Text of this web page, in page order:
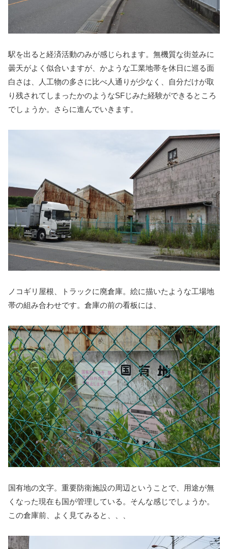
駅を出ると経済活動のみが感じられます。無機質な街並みに
曇天がよく似合いますが、かような工業地帯を休日に巡る面
白さは、人工物の多さに比べ人通りが少なく、自分だけが取
り残されてしまったかのようなSFじみた経験ができるところ
でしょうか。さらに進んでいきます。
ノコギリ屋根、トラックに廃倉庫。絵に描いたような工場地
帯の組み合わせです。倉庫の前の看板には、
国有地の文字。重要防衛施設の周辺ということで、用途が無
くなった現在も国が管理している。そんな感じでしょうか。
この倉庫前、よく見てみると、、、